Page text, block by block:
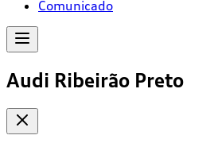
Comunicado
Audi Ribeirão Preto